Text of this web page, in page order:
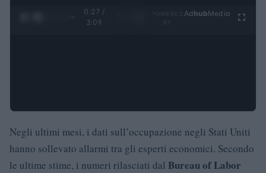
0:28 /
3:09
Ad hubMedia
Negli ultimi mesi, i dati sull’occupazione negli Stati Uniti
hanno sollevato allarmi tra gli esperti economici. Secondo
le ultime stime, i numeri rilasciati dal Bureau of Labor